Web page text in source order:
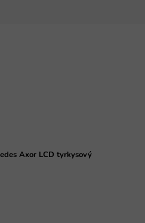
Axor LCD tyrkysový